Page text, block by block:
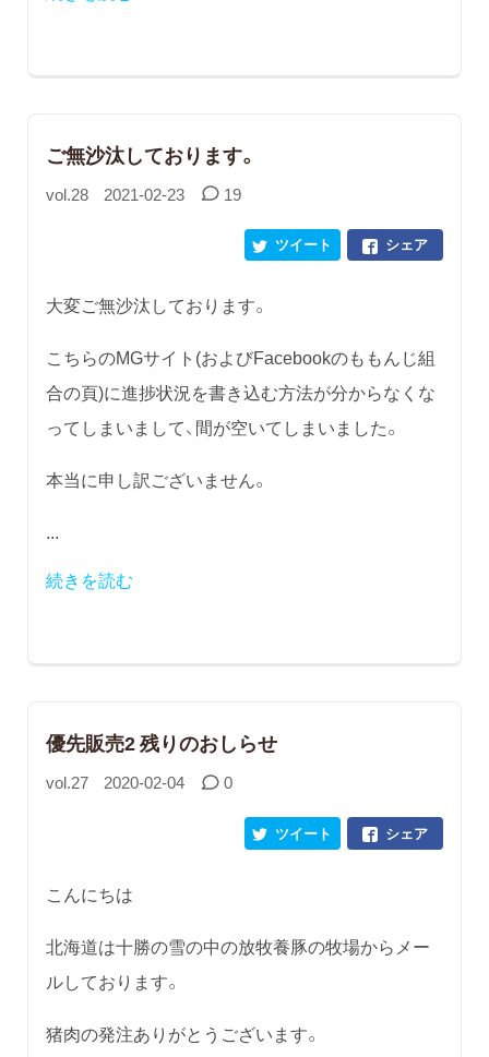
ご無沙汰しております。
vol.28 2021-02-23 19
シェア
ツイート
大変ご無沙汰しております。
こちらのMGサイト(およびFacebookのももんじ組
合の頁)に進捗状況を書き込む方法が分からなくな
ってしまいまして、間が空いてしまいました。
本当に申し訳ございません。
...
続きを読む
優先販売2 残りのおしらせ
vol.27 2020-02-04 0
シェア
ツイート
こんにちは
北海道は十勝の雪の中の放牧養豚の牧場からメー
ルしております。
猪肉の発注ありがとうございます。